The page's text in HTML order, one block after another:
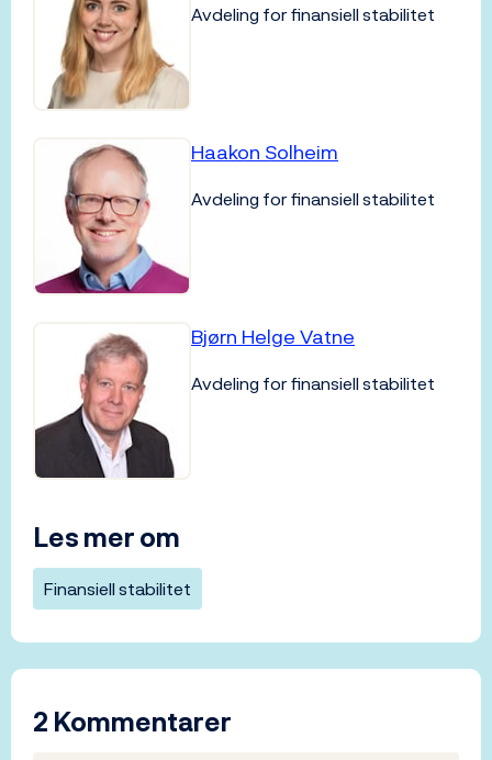
Avdeling for finansiell stabilitet
Haakon Solheim
Avdeling for finansiell stabilitet
Bjørn Helge Vatne
Avdeling for finansiell stabilitet
Les mer om
Finansiell stabilitet
2 Kommentarer